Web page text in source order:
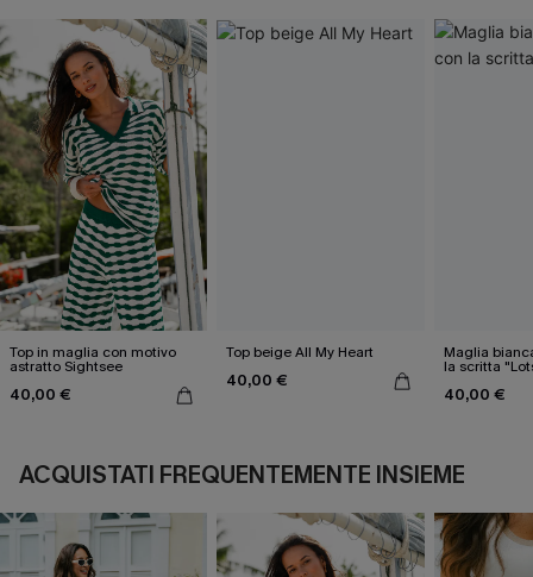
Top in maglia con motivo
astratto Sightsee
40,00 €
Top beige All My Heart
40,00 €
Maglia
la scritta
40,00 €
ACQUISTATI FREQUENTEMENTE INSIEME